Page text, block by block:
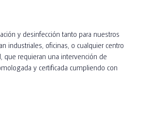
y desinfección tanto para nuestros
industriales, oficinas, o cualquier centro
que requieran una intervención de
y certificada cumpliendo con